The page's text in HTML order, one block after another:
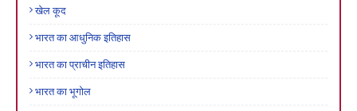
खेल कूद
भारत का आधुनिक इतिहास
भारत का प्राचीन इतिहास
भारत का भूगोल